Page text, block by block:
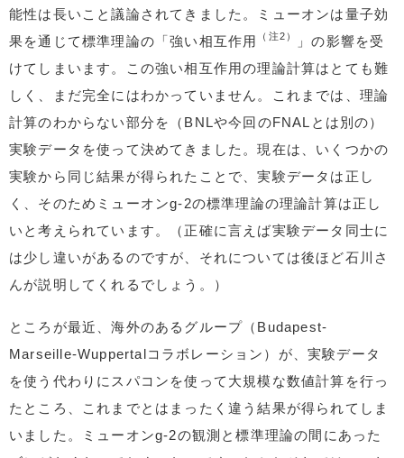
能性は長いこと議論されてきました。ミューオンは量子効
果を通じて標準理論の「強い相互作用
（注2）
」の影響を受
けてしまいます。この強い相互作用の理論計算はとても難
しく、まだ完全にはわかっていません。これまでは、理論
計算のわからない部分を（BNLや今回のFNALとは別の）
実験データを使って決めてきました。現在は、いくつかの
実験から同じ結果が得られたことで、実験データは正し
く、そのためミューオンg-2の標準理論の理論計算は正し
いと考えられています。（正確に言えば実験データ同士に
は少し違いがあるのですが、それについては後ほど石川さ
んが説明してくれるでしょう。）
ところが最近、海外のあるグループ（Budapest-
Marseille-Wuppertalコラボレーション）が、実験データ
を使う代わりにスパコンを使って大規模な数値計算を行っ
たところ、これまでとはまったく違う結果が得られてしま
いました。ミューオンg-2の観測と標準理論の間にあった